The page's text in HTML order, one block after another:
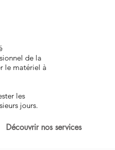
de la
le matériel à
les
jours.
Découvrir nos services